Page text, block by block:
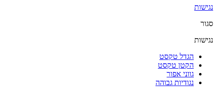
נגישות
סגור
נגישות
הגדל טקסט
הקטן טקסט
גווני אפור
נגודיות גבוהה